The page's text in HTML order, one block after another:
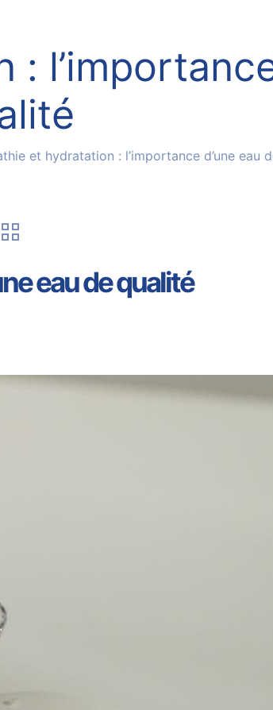
et hydratation : l’importance d’une eau
eau de qualité